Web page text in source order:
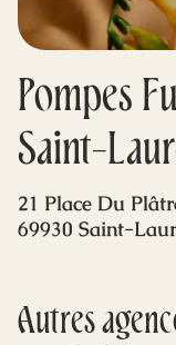
Blog
Pompes
Saint-
21 Place Du
69930 Saint-
Autres